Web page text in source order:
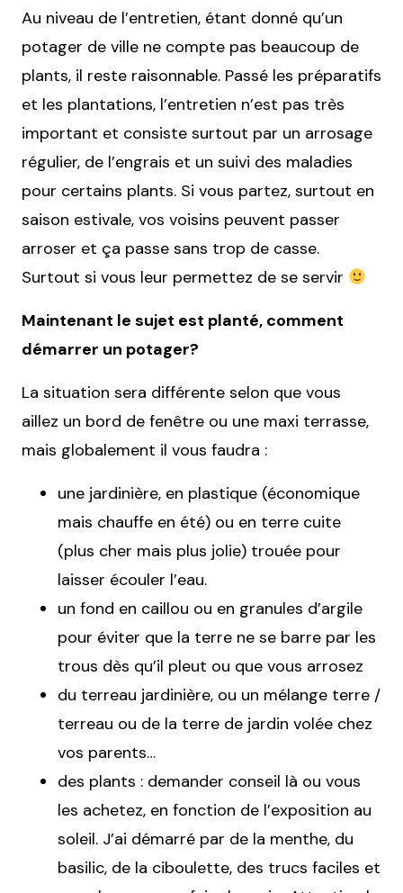
Au niveau de l’entretien, étant donné qu’un
potager de ville ne compte pas beaucoup de
plants, il reste raisonnable. Passé les préparatifs
et les plantations, l’entretien n’est pas très
important et consiste surtout par un arrosage
régulier, de l’engrais et un suivi des maladies
pour certains plants. Si vous partez, surtout en
saison estivale, vos voisins peuvent passer
arroser et ça passe sans trop de casse.
Surtout si vous leur permettez de se servir
Maintenant le sujet est planté, comment
démarrer un potager?
La situation sera différente selon que vous
aillez un bord de fenêtre ou une maxi terrasse,
mais globalement il vous faudra :
une jardinière, en plastique (économique
mais chauffe en été) ou en terre cuite
(plus cher mais plus jolie) trouée pour
laisser écouler l’eau.
un fond en caillou ou en granules d’argile
pour éviter que la terre ne se barre par les
trous dès qu’il pleut ou que vous arrosez
du terreau jardinière, ou un mélange terre /
terreau ou de la terre de jardin volée chez
vos parents…
des plants : demander conseil là ou vous
les achetez, en fonction de l’exposition au
soleil. J’ai démarré par de la menthe, du
basilic, de la ciboulette, des trucs faciles et